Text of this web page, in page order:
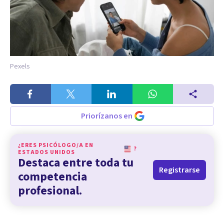
Pexels
Priorízanos en
¿ERES PSICÓLOGO/A EN
ESTADOS UNIDOS
?
Destaca entre toda tu
competencia
profesional.
Registrarse